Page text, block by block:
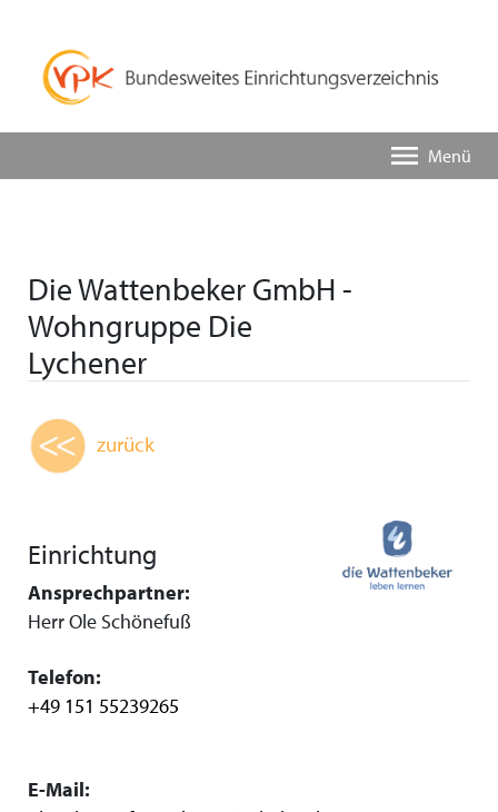
Menü
Die Wattenbeker GmbH -
Wohngruppe Die
Lychener
zurück
Einrichtung
Ansprechpartner:
Herr Ole Schönefuß
Telefon:
+49 151 55239265
E-Mail: